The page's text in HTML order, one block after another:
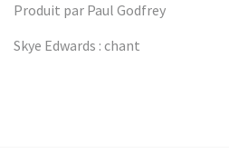
Produit par Paul Godfrey
Skye Edwards : chant